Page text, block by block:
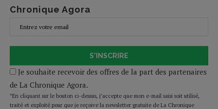
Chronique Agora
S'INSCRIRE
Je souhaite recevoir des offres de la part des partenaires
de La Chronique Agora.
*En cliquant sur le bouton ci-dessus, j’accepte que mon e-mail saisi soit utilisé,
traité et exploité pour que je reçoive la newsletter gratuite de La Chronique